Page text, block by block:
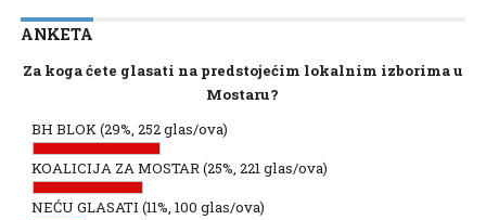
ANKETA
Za koga ćete glasati na predstojećim lokalnim izborima u
Mostaru?
BH BLOK(29%, 252 glas/ova)
KOALICIJA ZA MOSTAR(25%, 221 glas/ova)
NEĆU GLASATI (11%, 100 glas/ova)